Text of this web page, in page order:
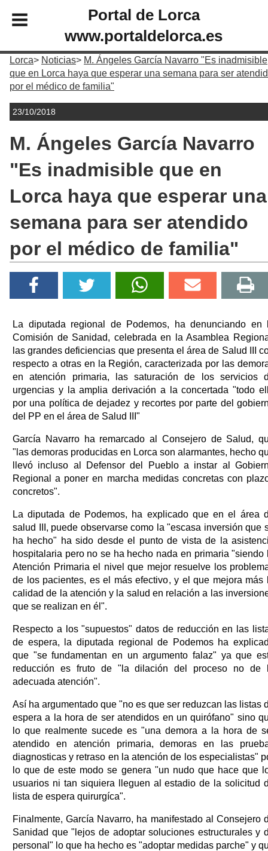
Portal de Lorca
www.portaldelorca.es
Lorca Noticias
M. Ángeles García Navarro "Es inadmisible
que en Lorca haya que esperar una semana para ser
por el médico de familia"
23/10/2018
M. Ángeles García Navarro
"Es inadmisible que en
Lorca haya que esperar una
semana para ser atendido
por el médico de familia"
La diputada regional de Podemos, ha denunciando en
Comisión de Sanidad, celebrada en la Asamblea
las grandes deficiencias que presenta el área de Salud III
respecto a otras en la Región, caracterizada por las
en atención primaria, las saturación de los servicios
urgencias y la amplia derivación a la concertada "todo
por una política de dejadez y recortes por parte del
del PP en el área de Salud III"
García Navarro ha remarcado al Consejero de Salud,
"las demoras producidas en Lorca son alarmantes, hecho
llevó incluso al Defensor del Pueblo a instar al
Regional a poner en marcha medidas concretas con
concretos".
La diputada de Podemos, ha explicado que en el área
salud III, puede observarse como la "escasa inversión que
ha hecho" ha sido desde el punto de vista de la
hospitalaria pero no se ha hecho nada en primaria "siendo
Atención Primaria el nivel que mejor resuelve los
de los pacientes, es el más efectivo, y el que mejora más
calidad de la atención y la salud en relación a las
que se realizan en él".
Respecto a los "supuestos" datos de reducción en las
de espera, la diputada regional de Podemos ha
que "se fundamentan en un argumento falaz" ya que
reducción es fruto de "la dilación del proceso no de
adecuada atención".
Así ha argumentado que "no es que ser reduzcan las listas
espera a la hora de ser atendidos en un quirófano" sino
lo que realmente sucede es "una demora a la hora de
atendido en atención primaria, demoras en las
diagnosticas y retraso en la atención de los especialistas"
lo que de este modo se genera "un nudo que hace que
usuarios ni tan siquiera lleguen al estadio de la solicitud
lista de espera quirurgíca".
Finalmente, García Navarro, ha manifestado al Consejero
Sanidad que "lejos de adoptar soluciones estructurales y
personal" lo que ha hecho es "adoptar medidas parche" y